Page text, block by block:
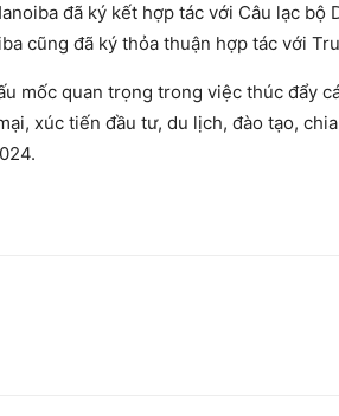
đã ký kết hợp tác với Câu lạc
cũng đã ký thỏa thuận hợp tác với
mốc quan trọng trong việc thúc đẩy
xúc tiến đầu tư, du lịch, đào tạo,